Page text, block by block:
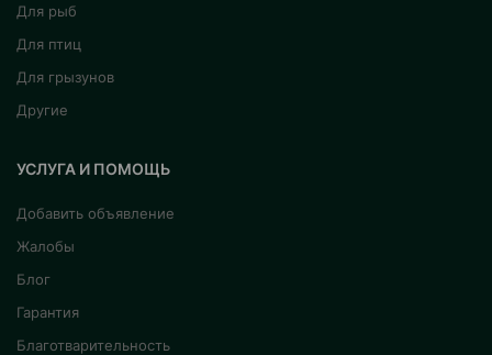
Для рыб
Для птиц
Для грызунов
Другие
УСЛУГА И ПОМОЩЬ
Добавить объявление
Жалобы
Блог
Гарантия
Благотварительность